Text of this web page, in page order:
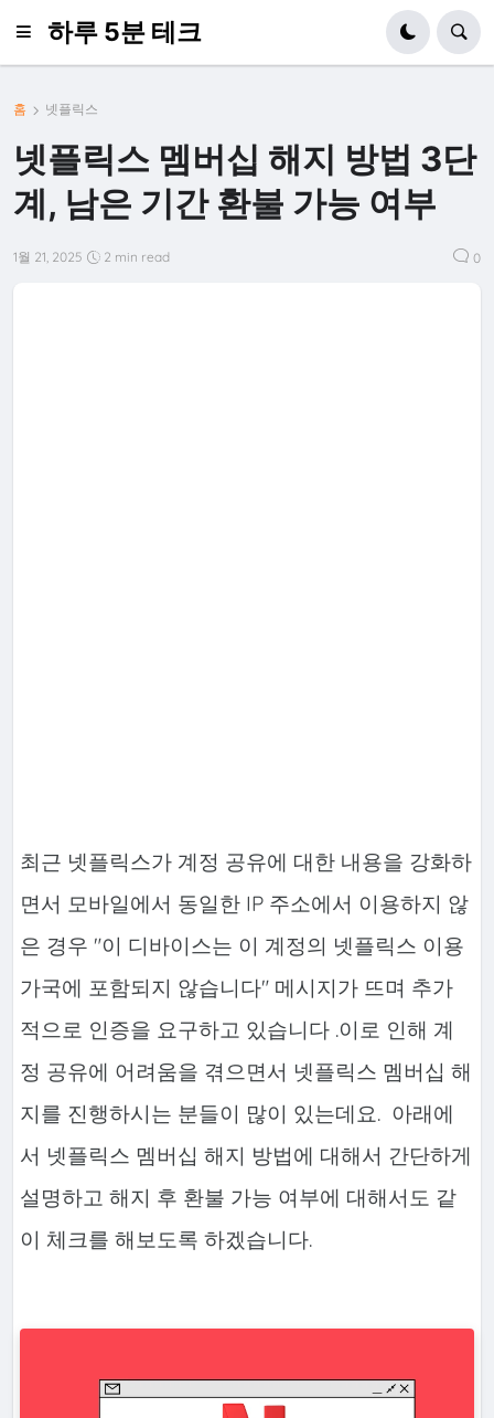
하루 5분 테크
홈 넷플릭스
넷플릭스 멤버십 해지 방법 3단
계, 남은 기간 환불 가능 여부
1월 21, 2025 2 min read 0
최근 넷플릭스가 계정 공유에 대한 내용을 강화하
면서 모바일에서 동일한 IP 주소에서 이용하지 않
은 경우 "이 디바이스는 이 계정의 넷플릭스 이용
가국에 포함되지 않습니다" 메시지가 뜨며 추가
적으로 인증을 요구하고 있습니다 .이로 인해 계
정 공유에 어려움을 겪으면서 넷플릭스 멤버십 해
지를 진행하시는 분들이 많이 있는데요. 아래에
서 넷플릭스 멤버십 해지 방법에 대해서 간단하게
설명하고 해지 후 환불 가능 여부에 대해서도 같
이 체크를 해보도록 하겠습니다.